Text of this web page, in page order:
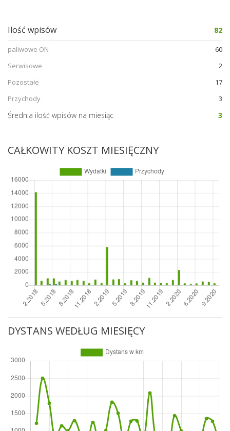
Ilość wpisów 82
paliwowe ON
60
Serwisowe
2
Pozostałe
17
Przychody
3
Średnia ilość wpisów na miesiąc 3
CAŁKOWITY KOSZT MIESIĘCZNY
DYSTANS WEDŁUG MIESIĘCY